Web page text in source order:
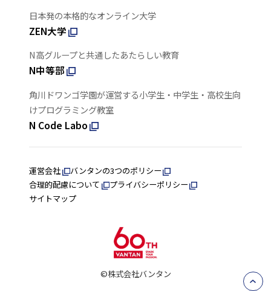
日本発の本格的なオンライン大学
ZEN大学
N高グループと共通したあたらしい教育
N中等部
角川ドワンゴ学園が運営する小学生・中学生・高校生向
けプログラミング教室
N Code Labo
運営会社
バンタンの3つのポリシー
合理的配慮について
プライバシーポリシー
サイトマップ
©株式会社バンタン